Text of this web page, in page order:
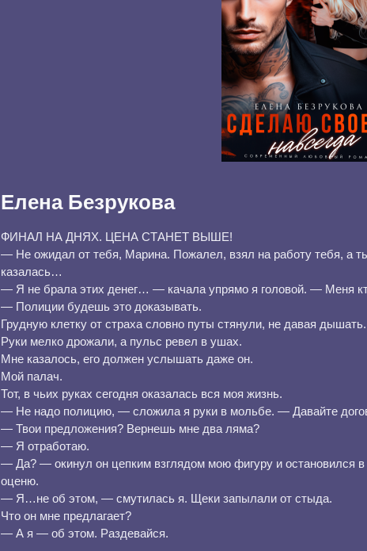
Елена Безрукова
ФИНАЛ НА ДНЯХ. ЦЕНА СТАНЕТ ВЫШЕ!
— Не ожидал от тебя, Марина. Пожалел, взял на работу тебя, а
казалась…
— Я не брала этих денег… — качала упрямо я головой. — Меня
— Полиции будешь это доказывать.
Грудную клетку от страха словно путы стянули, не давая дышать.
Руки мелко дрожали, а пульс ревел в ушах.
Мне казалось, его должен услышать даже он.
Мой палач.
Тот, в чьих руках сегодня оказалась вся моя жизнь.
— Не надо полицию, — сложила я руки в мольбе. — Давайте
— Твои предложения? Вернешь мне два ляма?
— Я отработаю.
— Да? — окинул он цепким взглядом мою фигуру и остановился
оценю.
— Я…не об этом, — смутилась я. Щеки запылали от стыда.
Что он мне предлагает?
— А я — об этом. Раздевайся.